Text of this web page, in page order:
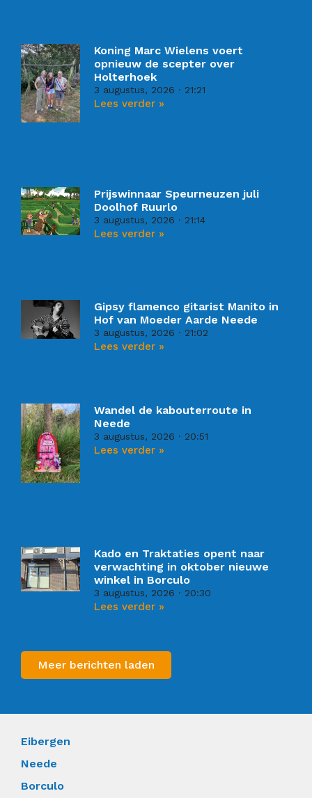
Koning Marc Wielens voert
opnieuw de scepter over
Holterhoek
3 augustus, 2026 21:21
Lees verder »
Prijswinnaar Speurneuzen juli
Doolhof Ruurlo
3 augustus, 2026 21:14
Lees verder »
Gipsy flamenco gitarist Manito in
Hof van Moeder Aarde Neede
3 augustus, 2026 21:02
Lees verder »
Wandel de kabouterroute in
Neede
3 augustus, 2026 20:51
Lees verder »
Kado en Traktaties opent naar
verwachting in oktober nieuwe
winkel in Borculo
3 augustus, 2026 20:30
Lees verder »
Meer berichten laden
Eibergen
Neede
Borculo